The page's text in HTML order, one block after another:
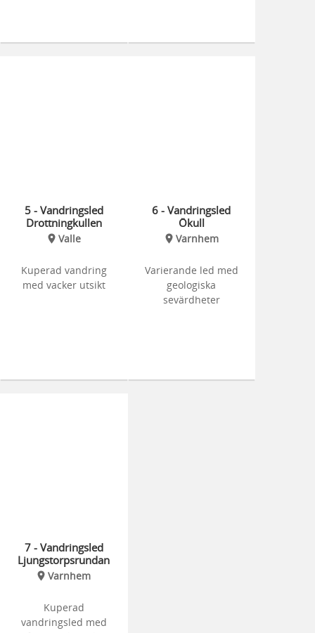
5 - Vandringsled
Drottningkullen
Valle
Kuperad vandring
med vacker utsikt
6 - Vandringsled
Ökull
Varnhem
Varierande led med
geologiska
sevärdheter
7 - Vandringsled
Ljungstorpsrundan
Varnhem
Kuperad
vandringsled med